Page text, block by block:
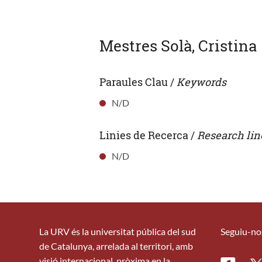
Mestres Solà, Cristina
Paraules Clau / Keywords
N/D
Linies de Recerca / Research
N/D
La URV és la universitat pública del sud
de Catalunya, arrelada al territori, amb
Seguiu-